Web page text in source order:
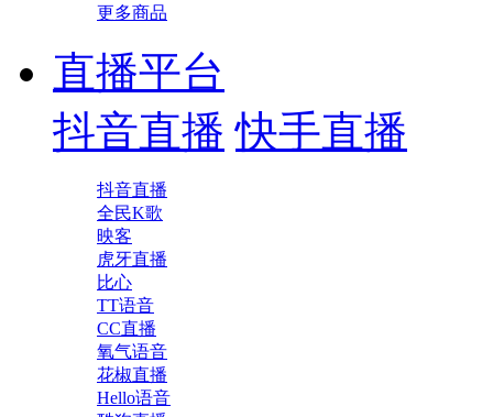
更多商品
直播平台
抖音直播 快手直播
抖音直播
全民K歌
映客
虎牙直播
比心
TT语音
CC直播
氧气语音
花椒直播
Hello语音